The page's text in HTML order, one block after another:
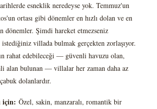
esneklik neredeyse yok. Temmuz'un
ortası gibi dönemler en hızlı dolan ve en
dönemler. Şimdi hareket etmezseniz
villada bulmak gerçekten zorlaşıyor.
rahat edebileceği — güvenli havuzu olan,
alan bulunan — villalar her zaman daha az
dolanlardır.
için: Özel, sakin, manzaralı, romantik bir